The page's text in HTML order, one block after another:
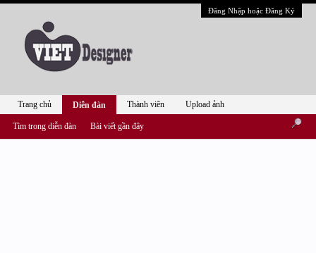
Đăng Nhập hoặc Đăng Ký
Trang chủ Diễn đàn
Tìm trong diễn đàn Bài viết gần đây
Thành viên Upload ảnh